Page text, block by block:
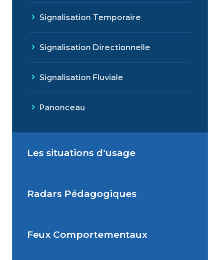
Signalisation Temporaire
Signalisation Directionnelle
Signalisation Fluviale
Panonceau
Les situations d'usage
Situations de signalisation
Situations de signalisation
Radars Pédagogiques
Radar Pédagogique
Feux Comportementaux